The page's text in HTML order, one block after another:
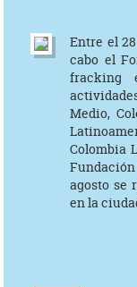
Entre el
cabo el
fracking
Medio,
Colombia
agosto se
en la